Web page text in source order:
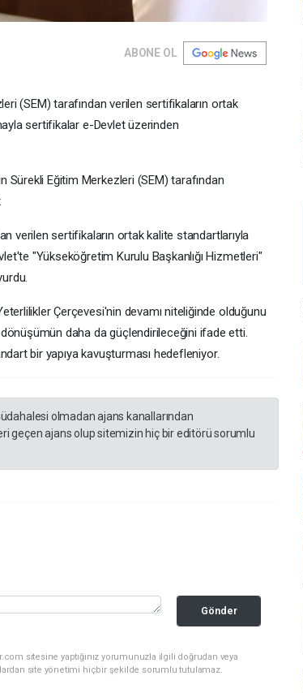
ABONE OL
(SEM) tarafından verilen sertifikaların ortak
sertifikalar e-Devlet üzerinden
Sürekli Eğitim Merkezleri (SEM) tarafından
verilen sertifikaların ortak kalite standartlarıyla
"Yükseköğretim Kurulu Başkanlığı Hizmetleri"
Çerçevesi'nin devamı niteliğinde olduğunu
daha da güçlendirileceğini ifade etti.
bir yapıya kavuşturması hedefleniyor.
olmadan ajans kanallarından
geçen ajans olup sitemizin hiç bir editörü sorumlu
Gönder
sitesine yaptığınız yorumunuzla ilgili doğrudan veya
site yönetimi hiçbir şekilde sorumlu tutulamaz.